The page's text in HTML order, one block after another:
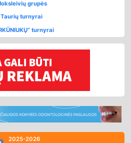
grupės
Taurių turnyrai
turnyrai
2025-2026